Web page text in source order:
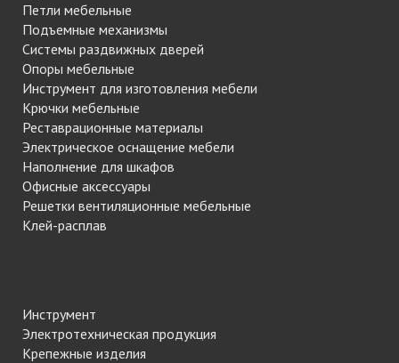
Петли мебельные
Подъемные механизмы
Системы раздвижных дверей
Опоры мебельные
Инструмент для изготовления мебели
Крючки мебельные
Реставрационные материалы
Электрическое оснащение мебели
Наполнение для шкафов
Офисные аксессуары
Решетки вентиляционные мебельные
Клей-расплав
Инструмент
Электротехническая продукция
Крепежные изделия